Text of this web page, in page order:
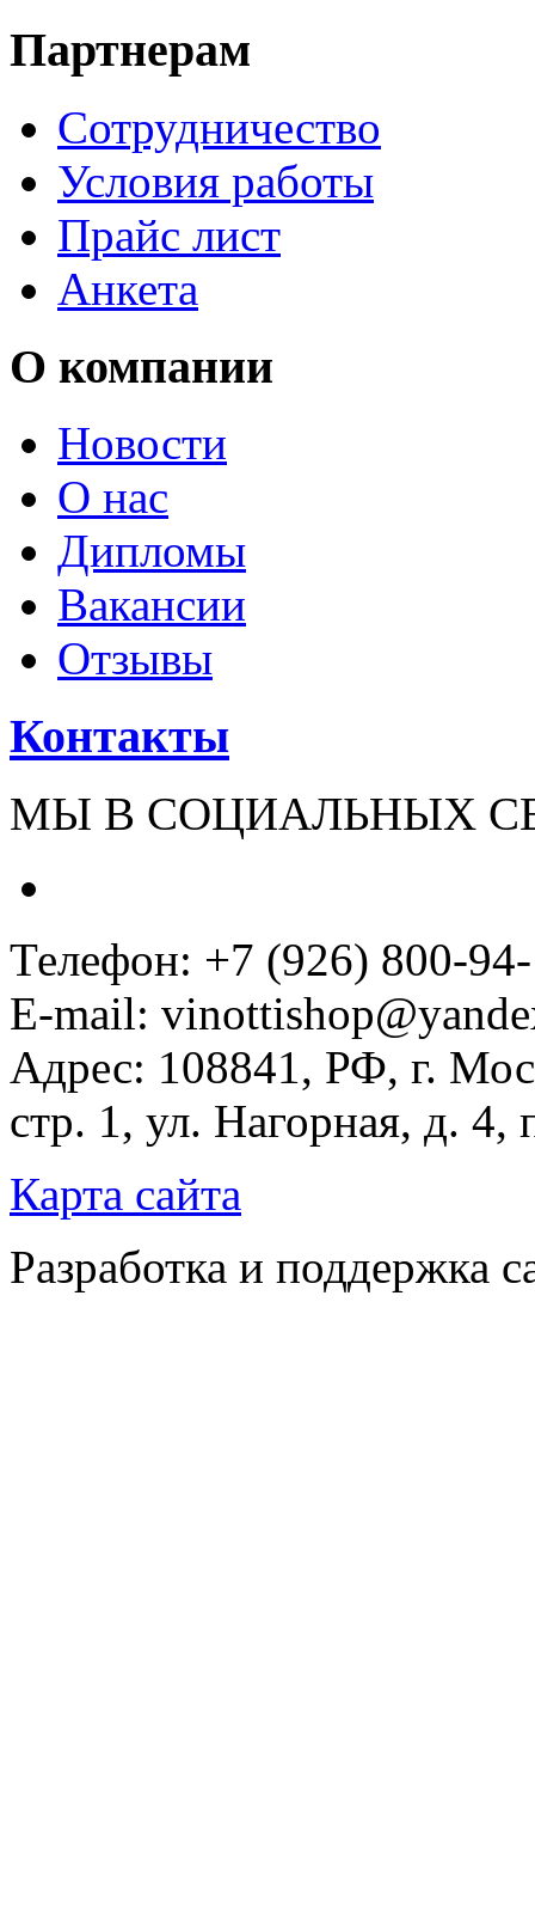
Партнерам
Сотрудничество
Условия работы
Прайс лист
Анкета
О компании
Новости
О нас
Дипломы
Вакансии
Отзывы
Контакты
МЫ В СОЦИАЛЬНЫХ
Телефон: +7 (926) 800-
E-mail:
Адрес: 108841, РФ, г.
стр. 1, ул. Нагорная, д.
Карта сайта
Разработка и поддержка